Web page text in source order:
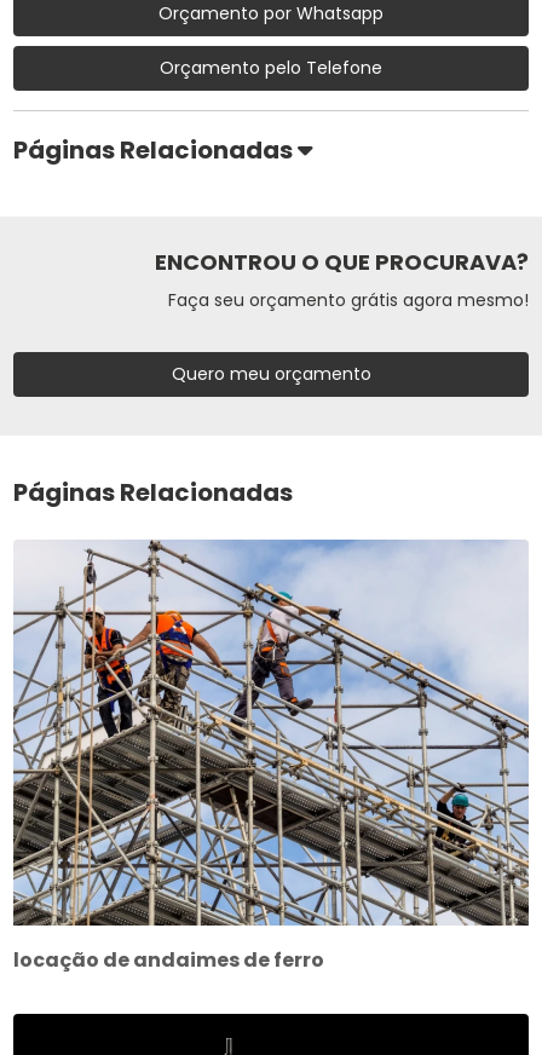
Orçamento por Whatsapp
Orçamento pelo Telefone
Páginas Relacionadas
ENCONTROU O QUE PROCURAVA?
Faça seu orçamento grátis agora mesmo!
Quero meu orçamento
Páginas Relacionadas
locação de andaimes de ferro